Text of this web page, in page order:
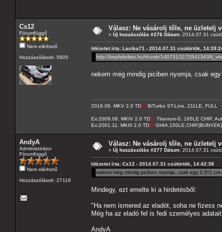
Cs12
Fórumfüggő
Nem elérhető
Hozzászólások: 5605
Válasz: Ne vásárolj tőle, ne üzletelj
« Új hozzászólás #276 Dátum: 2014.07.31
Idézetet írta: Lacika71 - 2014.07.31 csütörtök,
http://kepfeltoltes.hu/thumb/140731/
nekem még mindig piciben nyomja, csak
2016.06. MKV 2.0 TDCI BiTurbo ST-Line, 211LE, FULL
Ex:2009.08. MKIV 2.0 TDCI Titanium-S, 165LE CHIP,
Ex:2001.11. MKIII 2.0 TDDI
AndyA
Adminisztrátor
Fórumfüggő
Nem elérhető
Hozzászólások: 27118
Válasz: Ne vásárolj tőle, ne üzletelj
« Új hozzászólás #277 Dátum: 2014.07.31
Idézetet írta: Cs12 - 2014.07.31 csütörtök, 14:42:38
nekem még mindig piciben nyomja, csak egy 2.5*1
Mindegy, ezt emelte ki a hirdetésből:
"Ha nem ismered az eladót, soha ne fizess
Még ha az eladó fel is fedi személyes
AndyA